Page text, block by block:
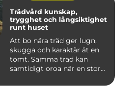
Trädvård kunskap,
trygghet och långsiktighet
runt huset
Att bo nära träd ger lugn,
skugga och karaktär åt en
tomt. Samma träd kan
samtidigt oroa när en stor...